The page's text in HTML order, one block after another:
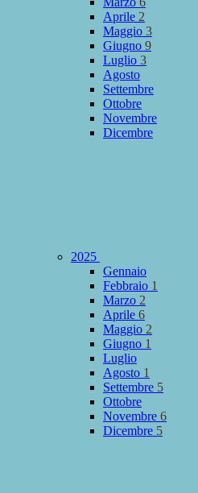
Aprile 2
Maggio 3
Giugno 9
Luglio 3
Agosto
Settembre
Ottobre
Novembre
Dicembre
2025
Gennaio
Febbraio 1
Marzo 2
Aprile 6
Maggio 2
Giugno 1
Luglio
Agosto 1
Settembre 5
Ottobre
Novembre 6
Dicembre 5